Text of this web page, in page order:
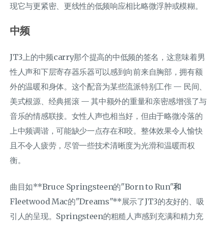
现它与更紧密、更线性的低频响应相比略微浮肿或模糊。
中频
JT3上的中频carry那个提高的中低频的签名，这意味着男
性人声和下层寄存器乐器可以感到向前来自胸部，拥有额
外的温暖和身体。这个配音为某些流派特别工作 — 民间、
美式根源、经典摇滚 — 其中额外的重量和亲密感增强了与
音乐的情感联接。女性人声也相当好，但由于略微冷落的
上中频调谐，可能缺少一点存在和咬。整体效果令人愉快
且不令人疲劳，尽管一些技术清晰度为光滑和温暖而权
衡。
曲目如**Bruce Springsteen的"Born to Run"和
Fleetwood Mac的"Dreams"**展示了JT3的友好的、吸
引人的呈现。Springsteen的粗糙人声感到充满和精力充